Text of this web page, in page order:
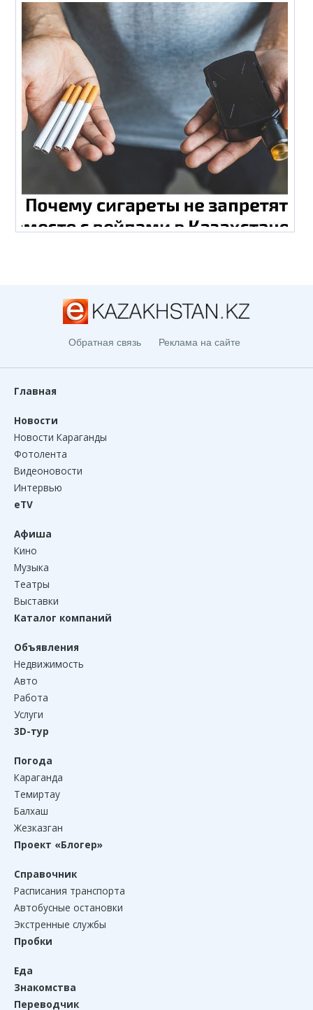
Обратная связь Реклама на сайте
Главная
Новости
Новости Караганды
Фотолента
Видеоновости
Интервью
eTV
Афиша
Кино
Музыка
Театры
Выставки
Каталог компаний
Объявления
Недвижимость
Авто
Работа
Услуги
3D-тур
Погода
Караганда
Темиртау
Балхаш
Жезказган
Проект «Блогер»
Справочник
Расписания транспорта
Автобусные остановки
Экстренные службы
Пробки
Еда
Знакомства
Переводчик